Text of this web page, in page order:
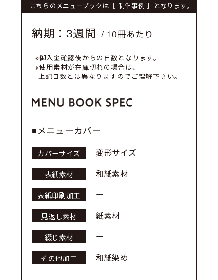
こちらのメニューブックは［ 制作事例 ］となります。
納期：3週間 / 10冊あたり
※御入金確認後からの日数となります。
※使用素材が在庫切れの場合は、
上記日数とは異なりますのでご理解下さい。
■メニューカバー
カバーサイズ 変形サイズ
表紙素材 和紙素材
表紙印刷加工 ー
見返し素材 紙素材
綴じ素材 ー
その他加工 和紙染め